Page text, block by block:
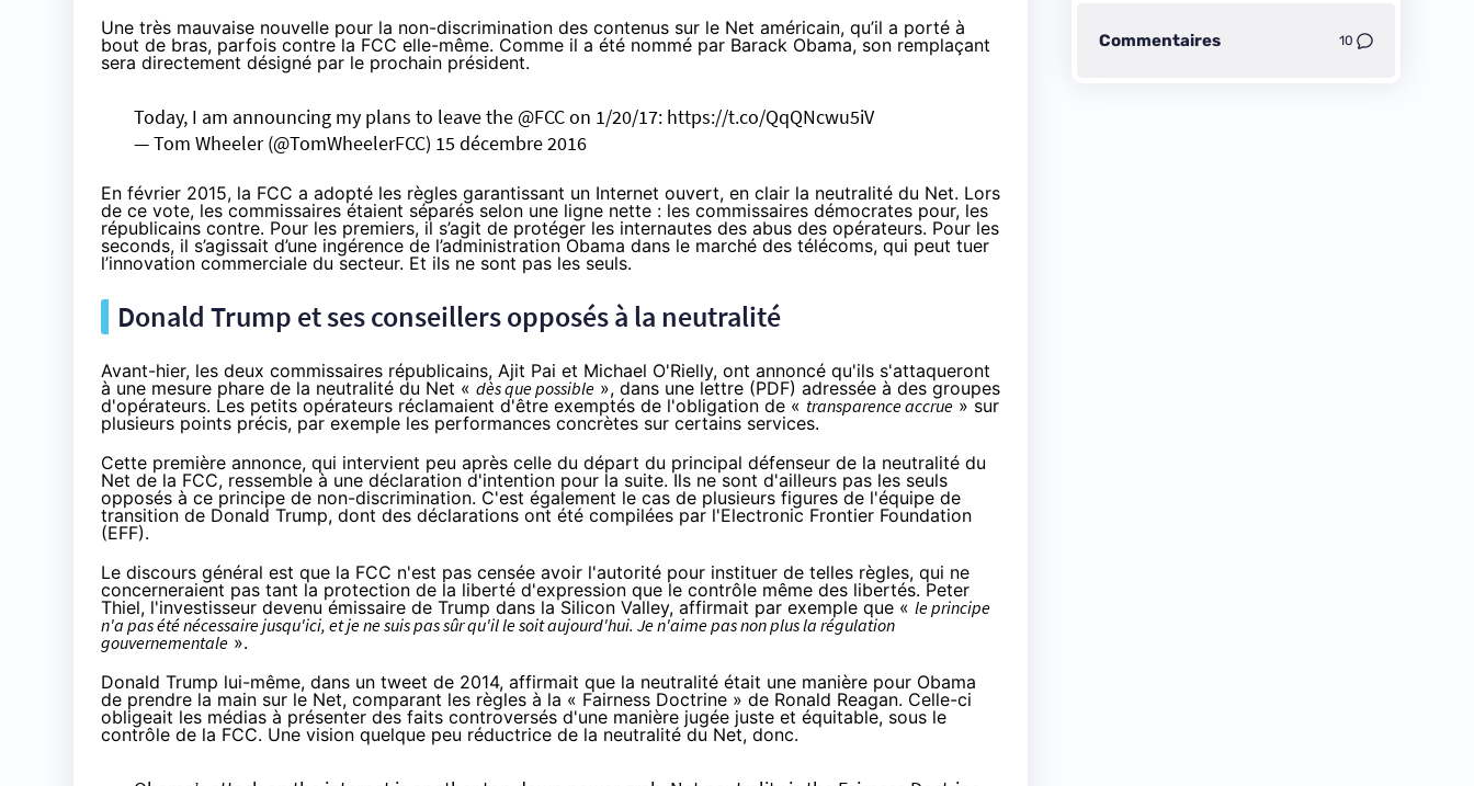
Une très mauvaise nouvelle pour la non-discrimination des contenus sur le Net américain, qu’il a porté à
bout de bras, parfois contre la FCC elle-même. Comme il a été nommé par Barack Obama, son remplaçant
sera directement désigné par le prochain président.
Today, I am announcing my plans to leave the @FCCon 1/20/17: https://t.co/QqQNcwu5iV
— Tom Wheeler (@TomWheelerFCC) 15 décembre 2016
En février 2015, la FCC a adopté les règles garantissant un Internet ouvert, en clair la neutralité du Net. Lors
de ce vote, les commissaires étaient séparés selon une ligne nette : les commissaires démocrates pour, les
républicains contre. Pour les premiers, il s’agit de protéger les internautes des abus des opérateurs. Pour les
seconds, il s’agissait d’une ingérence de l’administration Obama dans le marché des télécoms, qui peut tuer
l’innovation commerciale du secteur. Et ils ne sont pas les seuls.
Donald Trump et ses conseillers opposés à la neutralité
Avant-hier, les deux commissaires républicains, Ajit Pai et Michael O'Rielly, ont annoncé qu'ils s'attaqueront
à une mesure phare de la neutralité du Net « dès que possible », dans une lettre (PDF) adressée à des groupes
d'opérateurs. Les petits opérateurs réclamaient d'être exemptés de l'obligation de « transparence accrue » sur
plusieurs points précis, par exemple les performances concrètes sur certains services.
Cette première annonce, qui intervient peu après celle du départ du principal défenseur de la neutralité du
Net de la FCC, ressemble à une déclaration d'intention pour la suite. Ils ne sont d'ailleurs pas les seuls
opposés à ce principe de non-discrimination. C'est également le cas de plusieurs figures de l'équipe de
transition de Donald Trump, dont des déclarations ont été compilées par l'Electronic Frontier Foundation
(EFF).
Le discours général est que la FCC n'est pas censée avoir l'autorité pour instituer de telles règles, qui ne
concerneraient pas tant la protection de la liberté d'expression que le contrôle même des libertés. Peter
Thiel, l'investisseur devenu émissaire de Trump dans la Silicon Valley, affirmait par exemple que « le principe
n'a pas été nécessaire jusqu'ici, et je ne suis pas sûr qu'il le soit aujourd'hui. Je n'aime pas non plus la régulation
gouvernementale ».
Donald Trump lui-même, dans un tweet de 2014, affirmait que la neutralité était une manière pour Obama
de prendre la main sur le Net, comparant les règles à la « Fairness Doctrine » de Ronald Reagan. Celle-ci
obligeait les médias à présenter des faits controversés d'une manière jugée juste et équitable, sous le
contrôle de la FCC. Une vision quelque peu réductrice de la neutralité du Net, donc.
Commentaires 10